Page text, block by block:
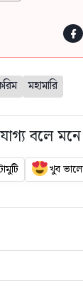

মহামারি
বলে
খুব ভালো